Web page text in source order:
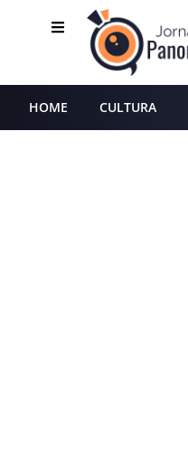
HOME CULTURA